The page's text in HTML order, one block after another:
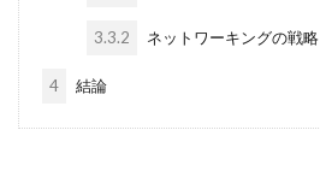
3.3.2 ネットワーキングの戦略
4 結論